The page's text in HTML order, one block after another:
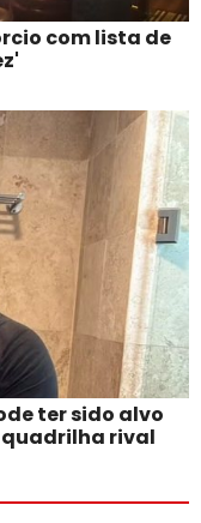
com lista de
ter sido alvo
quadrilha rival